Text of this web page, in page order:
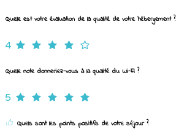
Quelle est votre évaluation de la qualité de votre hébergement ?
4
Quelle note donneriez-vous à la qualité du Wi-Fi ?
5
Quels sont les points positifs de votre séjour ?